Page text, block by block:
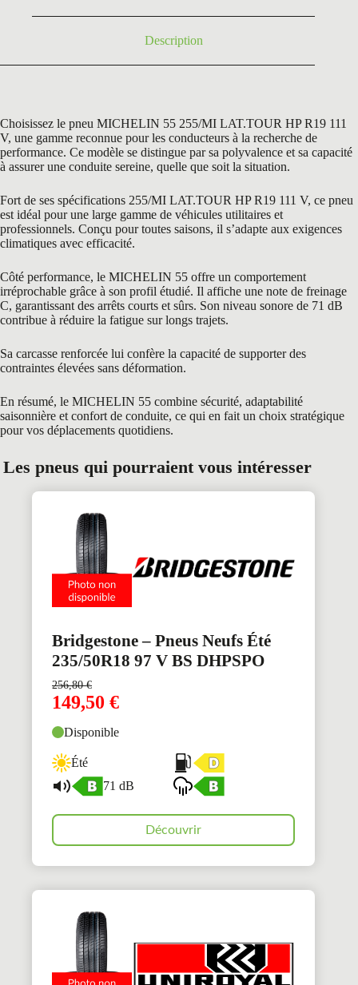
Description
Choisissez le pneu MICHELIN 55 255/MI LAT.TOUR HP R19 111
V, une gamme reconnue pour les conducteurs à la recherche de
performance. Ce modèle se distingue par sa polyvalence et sa capacité
à assurer une conduite sereine, quelle que soit la situation.
Fort de ses spécifications 255/MI LAT.TOUR HP R19 111 V, ce pneu
est idéal pour une large gamme de véhicules utilitaires et
professionnels. Conçu pour toutes saisons, il s’adapte aux exigences
climatiques avec efficacité.
Côté performance, le MICHELIN 55 offre un comportement
irréprochable grâce à son profil étudié. Il affiche une note de freinage
C, garantissant des arrêts courts et sûrs. Son niveau sonore de 71 dB
contribue à réduire la fatigue sur longs trajets.
Sa carcasse renforcée lui confère la capacité de supporter des
contraintes élevées sans déformation.
En résumé, le MICHELIN 55 combine sécurité, adaptabilité
saisonnière et confort de conduite, ce qui en fait un choix stratégique
pour vos déplacements quotidiens.
Les pneus qui pourraient vous intéresser
Bridgestone – Pneus Neufs Été
235/50R18 97 V BS DHPSPO
256,80€
149,50 €
Disponible
Été
71 dB
Découvrir